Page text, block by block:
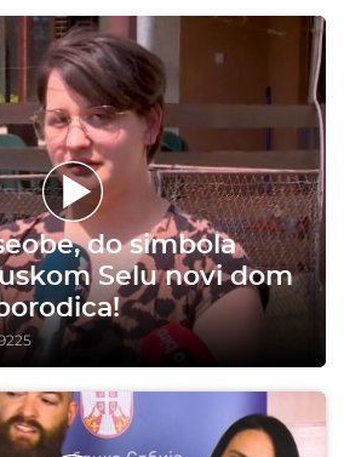
do simbola
Selu novi dom